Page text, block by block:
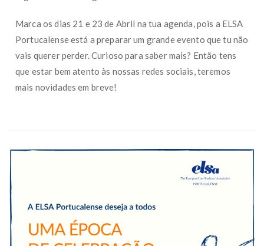
Marca os dias 21 e 23 de Abril na tua agenda, pois a ELSA
Portucalense está a preparar um grande evento que tu não
vais querer perder. Curioso para saber mais? Então tens
que estar bem atento às nossas redes sociais, teremos
mais novidades em breve!